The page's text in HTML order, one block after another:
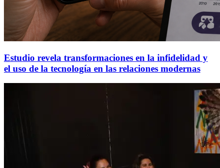
Estudio revela transformaciones en la infidelidad y
el uso de la tecnología en las relaciones modernas